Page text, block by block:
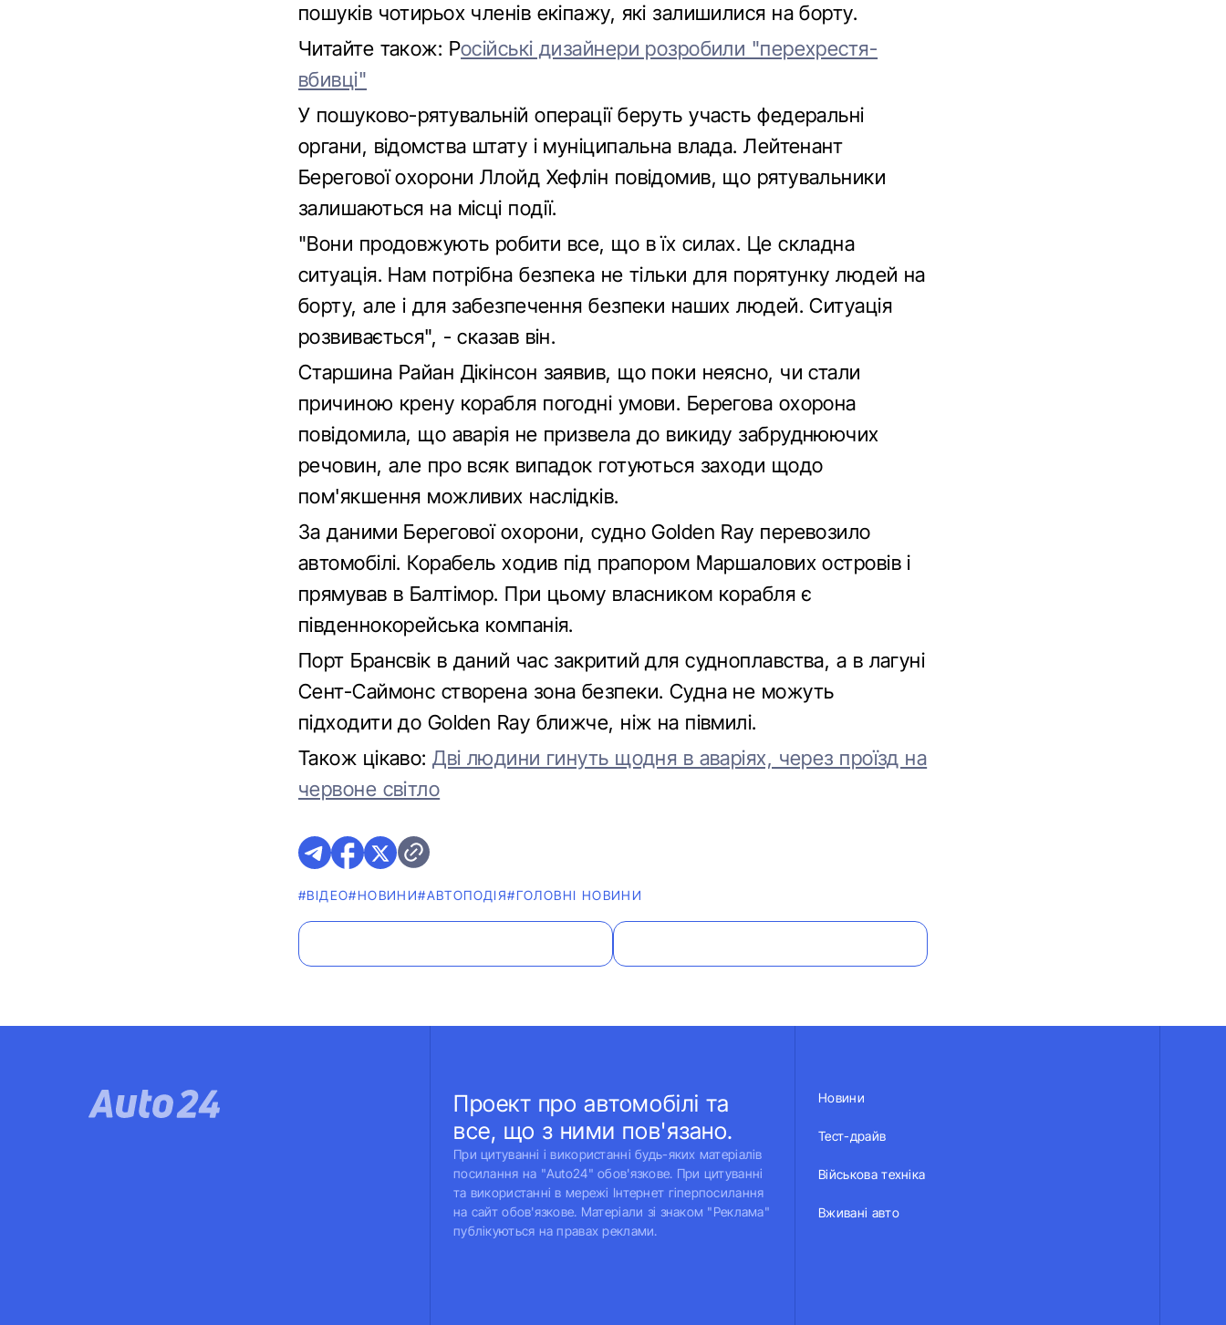
пошуків чотирьох членів екіпажу, які залишилися на борту.
Читайте також: Російські дизайнери розробили "перехрестя-
вбивці"
У пошуково-рятувальній операції беруть участь федеральні
органи, відомства штату і муніципальна влада. Лейтенант
Берегової охорони Ллойд Хефлін повідомив, що рятувальники
залишаються на місці події.
"Вони продовжують робити все, що в їх силах. Це складна
ситуація. Нам потрібна безпека не тільки для порятунку людей на
борту, але і для забезпечення безпеки наших людей. Ситуація
розвивається", - сказав він.
Старшина Райан Дікінсон заявив, що поки неясно, чи стали
причиною крену корабля погодні умови. Берегова охорона
повідомила, що аварія не призвела до викиду забруднюючих
речовин, але про всяк випадок готуються заходи щодо
пом'якшення можливих наслідків.
За даними Берегової охорони, судно Golden Ray перевозило
автомобілі. Корабель ходив під прапором Маршалових островів і
прямував в Балтімор. При цьому власником корабля є
південнокорейська компанія.
Порт Брансвік в даний час закритий для судноплавства, а в лагуні
Сент-Саймонс створена зона безпеки. Судна не можуть
підходити до Golden Ray ближче, ніж на півмилі.
Також цікаво:Дві людини гинуть щодня в аваріях, через проїзд на
червоне світло
#ВІДЕО#НОВИНИ#АВТОПОДІЯ#ГОЛОВНІ НОВИНИ
Проект про автомобілі та
все, що з ними пов'язано.
При цитуванні і використанні будь-яких матеріалів
посилання на "Auto24" обов'язкове. При цитуванні
та використанні в мережі Інтернет гіперпосилання
на сайт обов'язкове. Матеріали зі знаком "Реклама"
публікуються на правах реклами.
Новини
Тест-драйв
Військова техніка
Вживані авто